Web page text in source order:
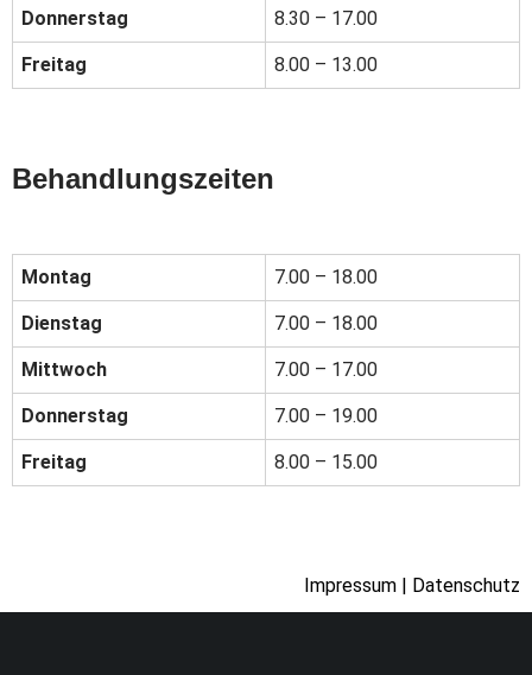
Donnerstag 8.30 – 17.00
Freitag 8.00 – 13.00
Behandlungszeiten
Montag 7.00 – 18.00
Dienstag 7.00 – 18.00
Mittwoch 7.00 – 17.00
Donnerstag 7.00 – 19.00
Freitag 8.00 – 15.00
Impressum | Datenschutz